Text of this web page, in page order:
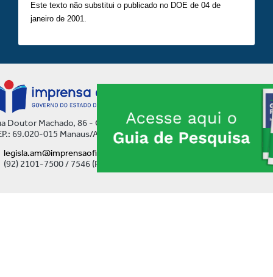
Este texto não substitui o publicado no DOE de 04 de
janeiro de 2001.
Doutor Machado, 86 - Centro
69.020-015 Manaus/AM
legisla.am@imprensaoficial.am.gov.br
(92) 2101-7500 / 7546 (Ramal)